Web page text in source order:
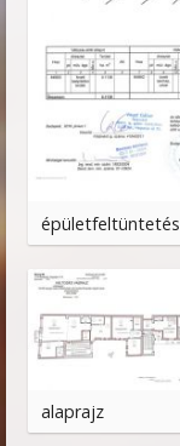
épületfeltüntetés
alaprajz